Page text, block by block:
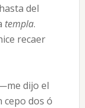
del
templa.
recaer
dijo el
dos ó